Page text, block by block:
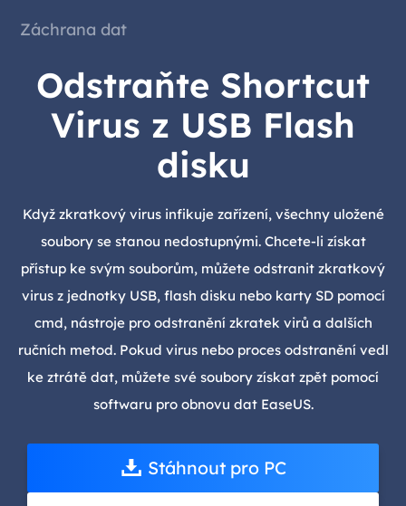
Záchrana dat
Odstraňte Shortcut
Virus z USB Flash
disku
Když zkratkový virus infikuje zařízení, všechny uložené
soubory se stanou nedostupnými. Chcete-li získat
přístup ke svým souborům, můžete odstranit zkratkový
virus z jednotky USB, flash disku nebo karty SD pomocí
cmd, nástroje pro odstranění zkratek virů a dalších
ručních metod. Pokud virus nebo proces odstranění vedl
ke ztrátě dat, můžete své soubory získat zpět pomocí
softwaru pro obnovu dat EaseUS.
Stáhnout pro PC